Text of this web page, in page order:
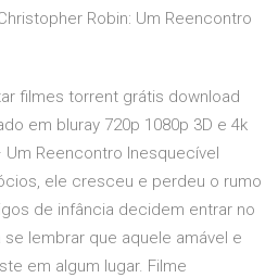
Robin: Um Reencontro
filmes torrent grátis download
em bluray 720p 1080p 3D e 4k
Reencontro Inesquecível
ele cresceu e perdeu o rumo
de infância decidem entrar no
se lembrar que aquele amável e
em algum lugar. Filme